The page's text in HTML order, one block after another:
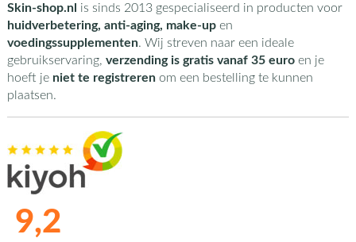
Skin-shop.nl is sinds 2013 gespecialiseerd in producten voor
huidverbetering, anti-aging, make-upen
voedingssupplementen. Wij streven naar een ideale
gebruikservaring, verzending is gratis vanaf 35 euroen je
hoeft je niet te registrerenom een bestelling te kunnen
plaatsen.
9,2